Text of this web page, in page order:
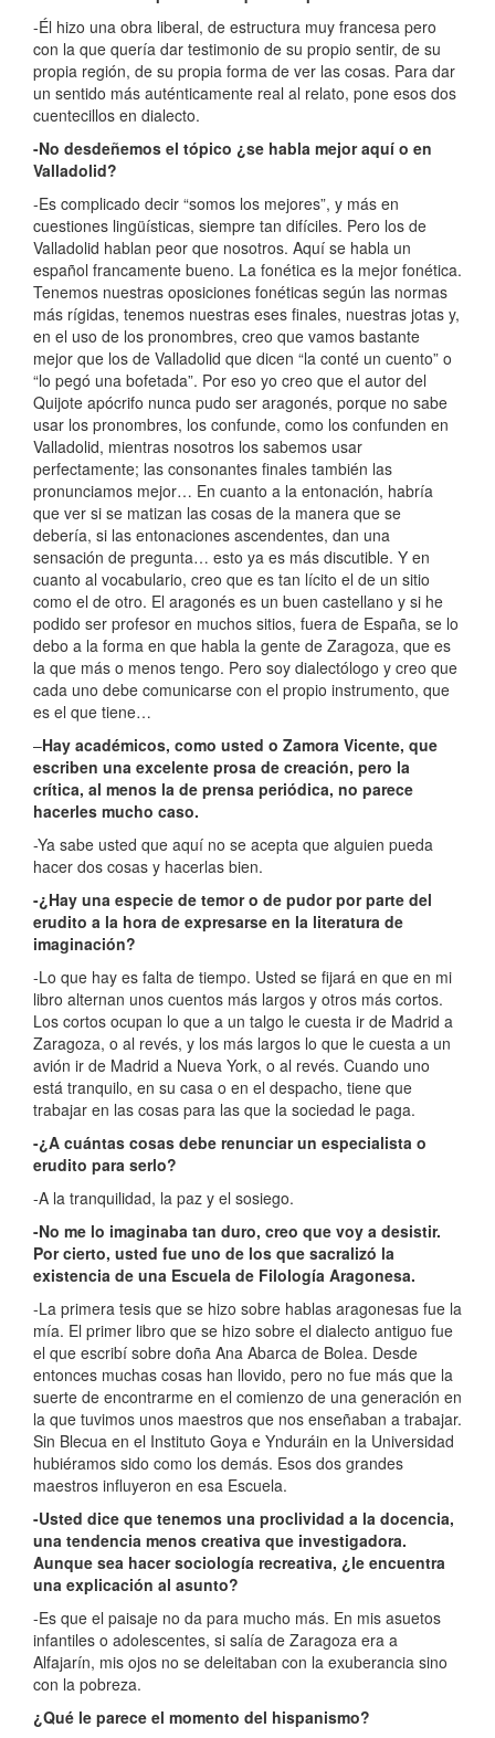
-Él hizo una obra liberal, de estructura muy francesa pero
con la que quería dar testimonio de su propio sentir, de su
propia región, de su propia forma de ver las cosas. Para dar
un sentido más auténticamente real al relato, pone esos dos
cuentecillos en dialecto.
-No desdeñemos el tópico ¿se habla mejor aquí o en
Valladolid?
-Es complicado decir “somos los mejores”, y más en
cuestiones lingüísticas, siempre tan difíciles. Pero los de
Valladolid hablan peor que nosotros. Aquí se habla un
español francamente bueno. La fonética es la mejor fonética.
Tenemos nuestras oposiciones fonéticas según las normas
más rígidas, tenemos nuestras eses finales, nuestras jotas y,
en el uso de los pronombres, creo que vamos bastante
mejor que los de Valladolid que dicen “la conté un cuento” o
“lo pegó una bofetada”. Por eso yo creo que el autor del
Quijote apócrifo nunca pudo ser aragonés, porque no sabe
usar los pronombres, los confunde, como los confunden en
Valladolid, mientras nosotros los sabemos usar
perfectamente; las consonantes finales también las
pronunciamos mejor… En cuanto a la entonación, habría
que ver si se matizan las cosas de la manera que se
debería, si las entonaciones ascendentes, dan una
sensación de pregunta… esto ya es más discutible. Y en
cuanto al vocabulario, creo que es tan lícito el de un sitio
como el de otro. El aragonés es un buen castellano y si he
podido ser profesor en muchos sitios, fuera de España, se lo
debo a la forma en que habla la gente de Zaragoza, que es
la que más o menos tengo. Pero soy dialectólogo y creo que
cada uno debe comunicarse con el propio instrumento, que
es el que tiene…
–Hay académicos, como usted o Zamora Vicente, que
escriben una excelente prosa de creación, pero la
crítica, al menos la de prensa periódica, no parece
hacerles mucho caso.
-Ya sabe usted que aquí no se acepta que alguien pueda
hacer dos cosas y hacerlas bien.
-¿Hay una especie de temor o de pudor por parte del
erudito a la hora de expresarse en la literatura de
imaginación?
-Lo que hay es falta de tiempo. Usted se fijará en que en mi
libro alternan unos cuentos más largos y otros más cortos.
Los cortos ocupan lo que a un talgo le cuesta ir de Madrid a
Zaragoza, o al revés, y los más largos lo que le cuesta a un
avión ir de Madrid a Nueva York, o al revés. Cuando uno
está tranquilo, en su casa o en el despacho, tiene que
trabajar en las cosas para las que la sociedad le paga.
-¿A cuántas cosas debe renunciar un especialista o
erudito para serlo?
-A la tranquilidad, la paz y el sosiego.
-No me lo imaginaba tan duro, creo que voy a desistir.
Por cierto, usted fue uno de los que sacralizó la
existencia de una Escuela de Filología Aragonesa.
-La primera tesis que se hizo sobre hablas aragonesas fue la
mía. El primer libro que se hizo sobre el dialecto antiguo fue
el que escribí sobre doña Ana Abarca de Bolea. Desde
entonces muchas cosas han llovido, pero no fue más que la
suerte de encontrarme en el comienzo de una generación en
la que tuvimos unos maestros que nos enseñaban a trabajar.
Sin Blecua en el Instituto Goya e Ynduráin en la Universidad
hubiéramos sido como los demás. Esos dos grandes
maestros influyeron en esa Escuela.
-Usted dice que tenemos una proclividad a la docencia,
una tendencia menos creativa que investigadora.
Aunque sea hacer sociología recreativa, ¿le encuentra
una explicación al asunto?
-Es que el paisaje no da para mucho más. En mis asuetos
infantiles o adolescentes, si salía de Zaragoza era a
Alfajarín, mis ojos no se deleitaban con la exuberancia sino
con la pobreza.
¿Qué le parece el momento del hispanismo?